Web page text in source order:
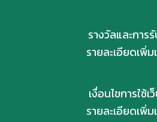
รางวัลและการ
รายละเอียดเพิ่ม
เงื่อนไขการใช้เ
รายละเอียดเพิ่ม